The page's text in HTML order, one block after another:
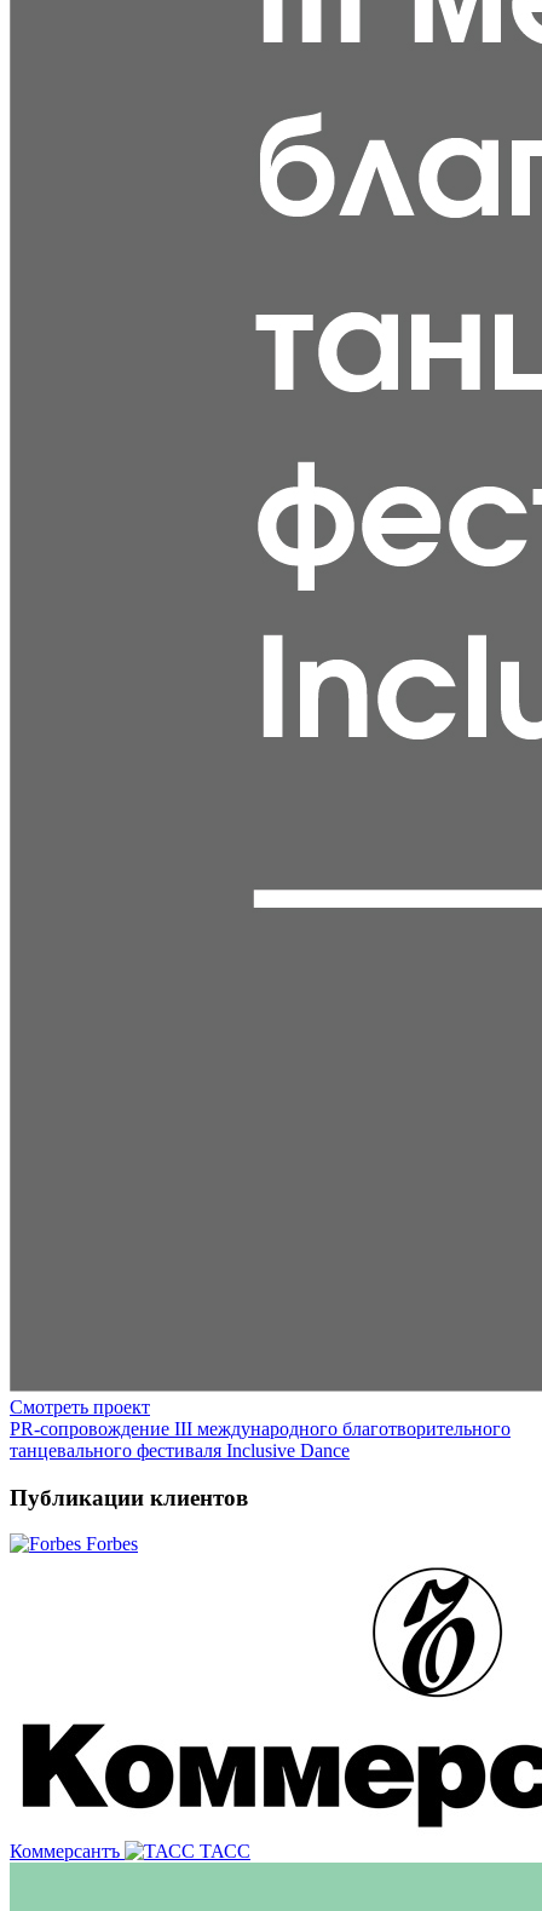
Смотреть проект
PR-сопровождение III международного благотворительного
танцевального фестиваля Inclusive Dance
Публикации клиентов
Forbes
Коммерсантъ ТАСС